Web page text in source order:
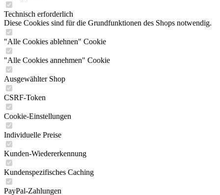
Technisch erforderlich
Diese Cookies sind für die Grundfunktionen des Shops notwendig.
"Alle Cookies ablehnen" Cookie
"Alle Cookies annehmen" Cookie
Ausgewählter Shop
CSRF-Token
Cookie-Einstellungen
Individuelle Preise
Kunden-Wiedererkennung
Kundenspezifisches Caching
PayPal-Zahlungen